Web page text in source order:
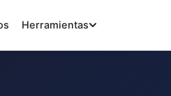
Herramientas